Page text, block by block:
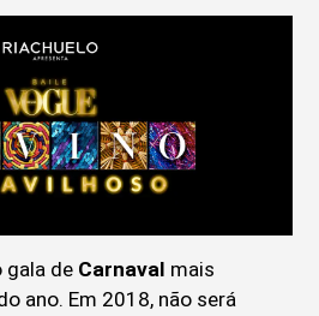
gala de Carnaval mais
ano. Em 2018, não será